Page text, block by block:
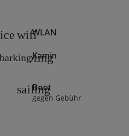
wifiWLAN
roofing
Kamin
sailing
Boot
gegen Gebühr